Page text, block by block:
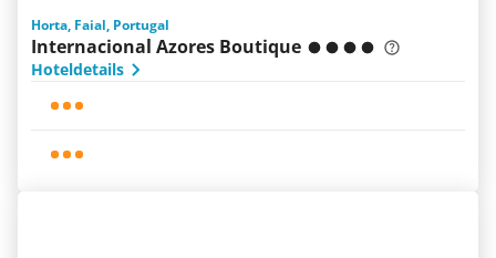
Horta, Faial, Portugal
Internacional Azores Boutique
Hoteldetails